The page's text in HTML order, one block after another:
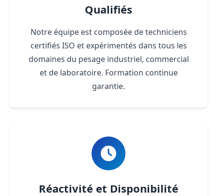
Qualifiés
Notre équipe est composée de techniciens
certifiés ISO et expérimentés dans tous les
domaines du pesage industriel, commercial
et de laboratoire. Formation continue
garantie.
Réactivité et Disponibilité